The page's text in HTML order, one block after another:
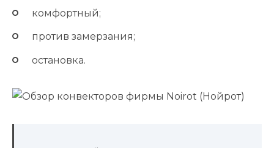
комфортный;
против замерзания;
остановка.